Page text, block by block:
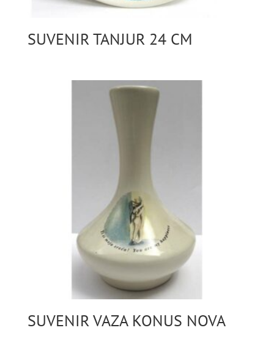
SUVENIR TANJUR 24 CM
SUVENIR VAZA KONUS NOVA